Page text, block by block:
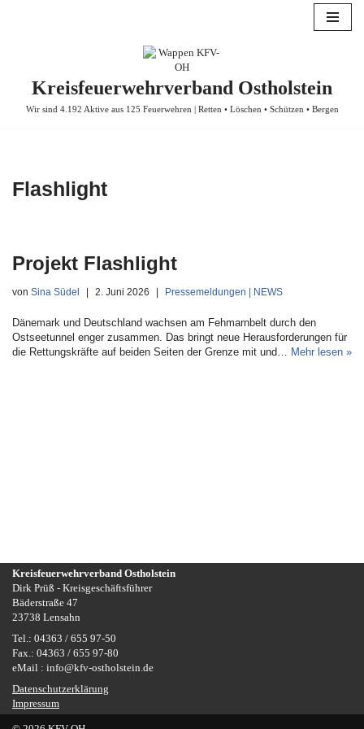
Kreisfeuerwehrverband Ostholstein
Wir sind 4.192 Aktive aus 125 Feuerwehren | Retten • Löschen • Schützen • Bergen
Flashlight
Projekt Flashlight
von Sina Südel 2. Juni 2026 Pressemeldungen | NEWS
Dänemark und Deutschland wachsen am Fehmarnbelt durch den
Ostseetunnel enger zusammen. Das bringt neue Herausforderungen für
die Rettungskräfte auf beiden Seiten der Grenze mit und… Mehr lesen »
Kreisfeuerwehrverband Ostholstein
Dirk Prüß - Kreisgeschäftsführer
Bäderstraße 47
23738 Lensahn
Tel.: 04363 / 655 97-50
Fax.: 04363 / 655 97-80
eMail : info@kfv-ostholstein.de
Datenschutzerklärung
Impressum